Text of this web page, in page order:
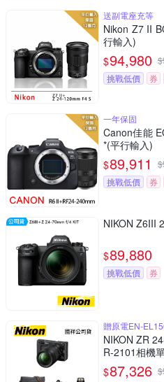
送副電座充等
Nikon Z7 II
行輸入)
$94,980 $
挑戰低價
券
一年保固
Canon佳能
*(平行輸入)
$89,911 $
挑戰低價
券
NIKON Z6III
$89,880
挑戰低價 券
贈原電EN-
NIKON ZR
R-2101相機
$87,326 $